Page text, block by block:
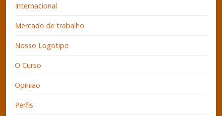
Internacional
Mercado de trabalho
Nosso Logotipo
O Curso
Opinião
Perfis